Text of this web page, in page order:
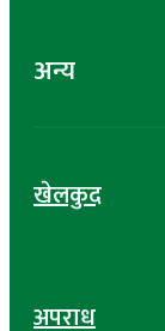
अन्य
खेलकुद
अपराध